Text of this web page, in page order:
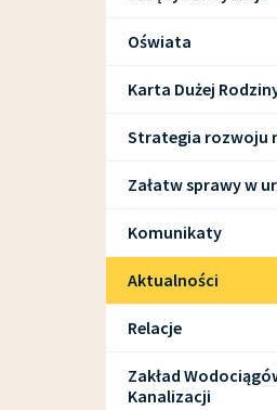
Oświata
Karta Dużej
Strategia rozwoju
Załatw sprawy w
Komunikaty
Aktualności
Relacje
Zakład
Kanalizacji